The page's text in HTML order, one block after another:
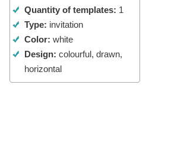
ServicesQuantity of templates: 1
Type: invitation
Color: white
Design: colourful, drawn,
horizontal